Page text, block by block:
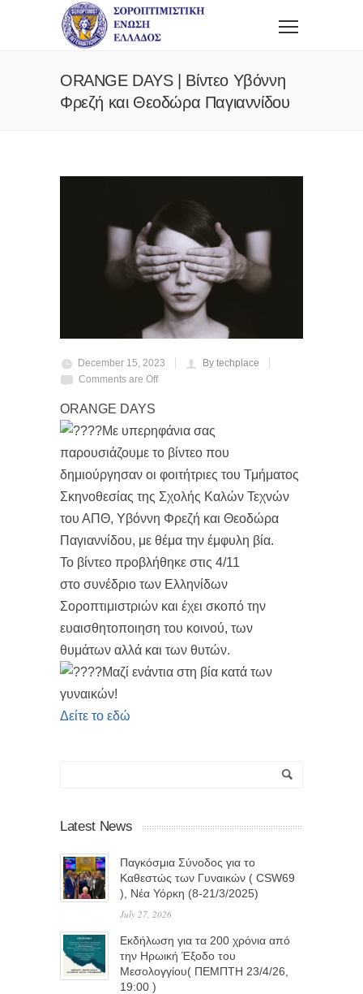
ORANGE DAYS | Βίντεο Υβόννη
Φρεζή και Θεοδώρα Παγιαννίδου
December 15, 2023
By techplace
Comments are Off
ORANGE DAYS
Με υπερηφάνια σας
παρουσιάζουμε το βίντεο που
δημιούργησαν οι φοιτήτριες του Τμήματος
Σκηνοθεσίας της Σχολής Καλών Τεχνών
του ΑΠΘ, Υβόννη Φρεζή και Θεοδώρα
Παγιαννίδου, με θέμα την έμφυλη βία.
To βίντεο προβλήθηκε στις 4/11
στο συνέδριο των Ελληνίδων
Σοροπτιμιστριών και έχει σκοπό την
ευαισθητοποιηση του κοινού, των
θυμάτων αλλά και των θυτών.
Μαζί ενάντια στη βία κατά των
γυναικών!
Δείτε το εδώ
Latest News
Παγκόσμια Σύνοδος για το
Καθεστώς των Γυναικών ( CSW69
), Νέα Υόρκη (8-21/3/2025)
July 27, 2026
Eκδήλωση για τα 200 χρόνια από
την Ηρωική Έξοδο του
Μεσολογγίου( ΠΕΜΠΤΗ 23/4/26,
19:00 )